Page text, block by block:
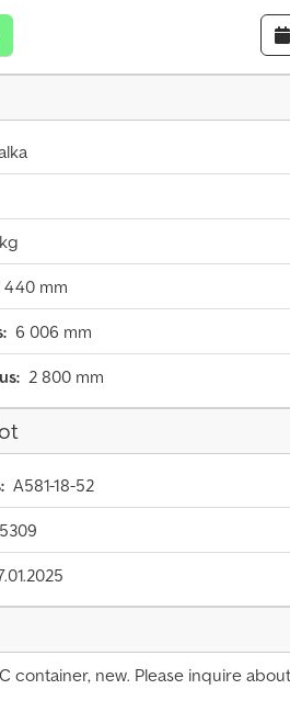
440 mm
6 006 mm
2 800 mm
A581-18-52
container, new. Please inquire